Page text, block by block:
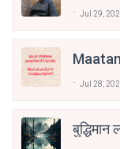
Jul 29,
Jul 28,
बुद्धिमान